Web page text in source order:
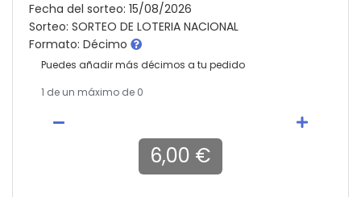
Fecha del sorteo: 15/08/2026
Sorteo: SORTEO DE LOTERIA NACIONAL
Formato: Décimo
Puedes añadir más décimos a tu pedido
1 de un máximo de 0
6,00 €